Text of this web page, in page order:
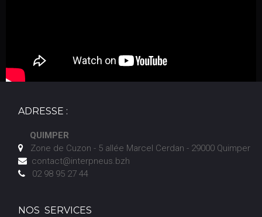
ADRESSE :
QUIMPER
 Zone de Cuzon - 5 allée Marcel Cerdan - 29000 Quimper
 contact@interpneus.bzh
 02 98 95 27 44
NOS SERVICES